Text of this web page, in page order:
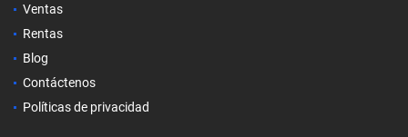
Ventas
Rentas
Blog
Contáctenos
Políticas de privacidad